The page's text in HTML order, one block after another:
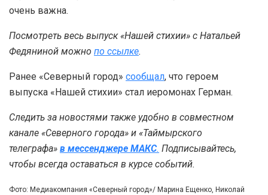
очень важна.
Посмотреть весь выпуск «Нашей стихии» с Натальей
Федяниной можно по ссылке.
Ранее «Северный город» сообщал, что героем
выпуска «Нашей стихии» стал иеромонах Герман.
Следить за новостями также удобно в совместном
канале «Северного города» и «Таймырского
телеграфа» в мессенджере MAКС. Подписывайтесь,
чтобы всегда оставаться в курсе событий.
Фото: Медиакомпания «Северный город»/ Марина Ещенко, Николай